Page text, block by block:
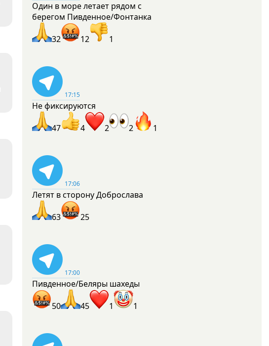
Один в море летает рядом с
берегом Пивденное/Фонтанка
32 12 1
17:15
Не фиксируются
47 4 2 2 1
17:06
Летят в сторону Доброслава
63 25
17:00
Пивденное/Беляры шахеды
50 45 1 1